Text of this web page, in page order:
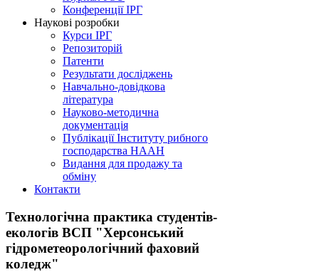
Конференції ІРГ
Наукові розробки
Курси ІРГ
Репозиторій
Патенти
Результати досліджень
Навчально-довідкова
література
Науково-методична
документація
Публікації Інституту рибного
господарства НААН
Видання для продажу та
обміну
Контакти
Технологічна практика студентів-
екологів ВСП "Херсонський
гідрометеорологічний фаховий
коледж"